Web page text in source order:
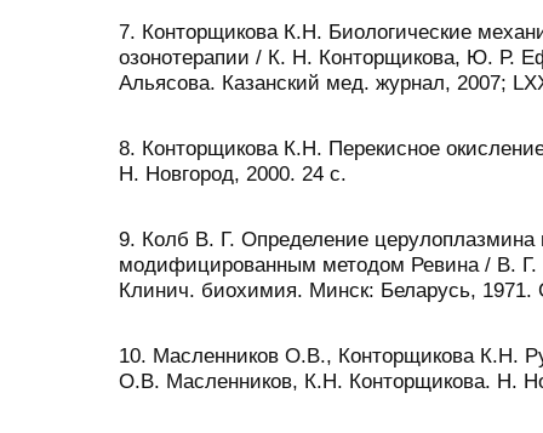
7. Конторщикова К.Н. Биологические
озонотерапии / К. Н. Конторщикова, Ю. Р.
Альясова. Казанский мед. журнал, 2007;
8. Конторщикова К.Н. Перекисное
Н. Новгород, 2000. 24 с.
9. Колб В. Г. Определение церулоплазмина
модифицированным методом Ревина / В.
Клинич. биохимия. Минск: Беларусь, 1971.
10. Масленников О.В., Конторщикова К.Н.
О.В. Масленников, К.Н. Конторщикова. Н.